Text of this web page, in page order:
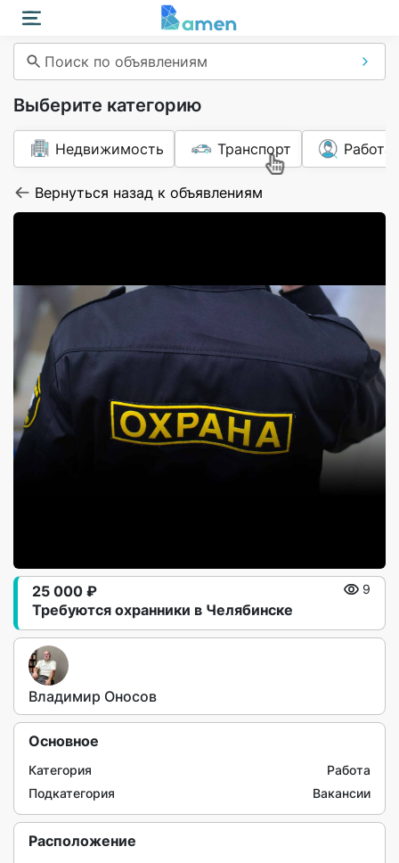
Поиск по объявлениям
Выберите категорию
Недвижимость Транспорт Работа
Вернуться назад к объявлениям
Требуются охранники в Челябинске
25 000 ₽ 9
Владимир Оносов
Основное
Категория
Работа
Подкатегория
Вакансии
Расположение